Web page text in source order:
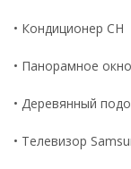
• Кондиционер CH
• Панорамное
• Деревянный
• Телевизор